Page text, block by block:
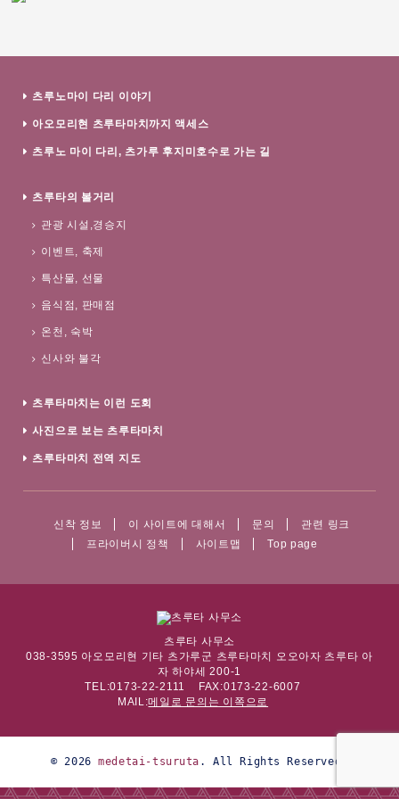
츠루노마이 다리 이야기
아오모리현 츠루타마치까지 액세스
츠루노 마이 다리, 츠가루 후지미호수로 가는 길
츠루타의 볼거리
관광 시설,경승지
이벤트, 축제
특산물, 선물
음식점, 판매점
온천, 숙박
신사와 불각
츠루타마치는 이런 도회
사진으로 보는 츠루타마치
츠루타마치 전역 지도
신착 정보 이 사이트에 대해서 문의
관련 링크
프라이버시 정책
사이트맵 Top page
츠루타 사무소
038-3595 아오모리현 기타 츠가루군 츠루타마치 오오아자 츠루타 아
자 하야세 200-1
TEL:0173-22-2111
FAX:0173-22-6007
MAIL:메일로 문의는 이쪽으로
© 2026medetai-tsuruta . All Rights Reserved.